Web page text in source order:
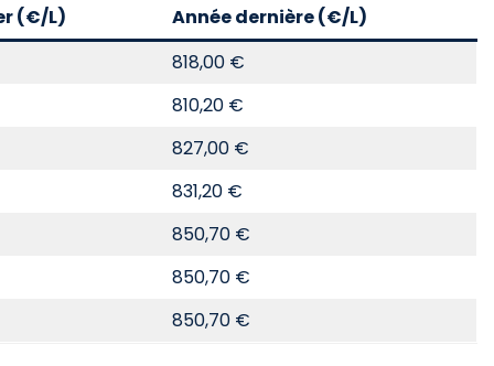
(€/L)
Année dernière (€/L)
818,00 €
810,20 €
827,00 €
831,20 €
850,70 €
850,70 €
850,70 €